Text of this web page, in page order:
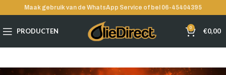
Maak gebruik van de WhatsApp Service of bel 06-45404395
PRODUCTEN 0 €0,00